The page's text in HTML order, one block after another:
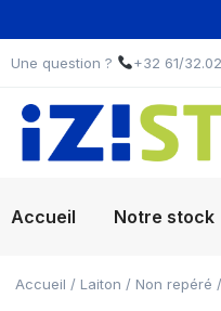
Une question ? +32 61/
Accueil Notre stock
Accueil / Laiton / Non repéré